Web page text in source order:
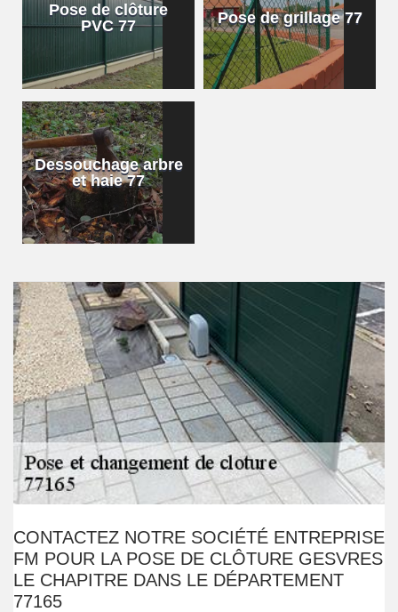
Pose de clôture
PVC 77
Pose de grillage 77
Dessouchage arbre
et haie 77
CONTACTEZ NOTRE SOCIÉTÉ ENTREPRISE
FM POUR LA POSE DE CLÔTURE GESVRES
LE CHAPITRE DANS LE DÉPARTEMENT
77165